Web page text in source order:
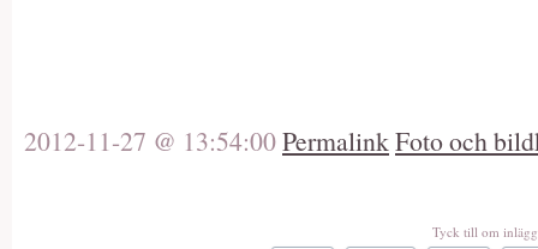
2012-11-27 @ 13:54:00PermalinkFoto och
Tyck till om